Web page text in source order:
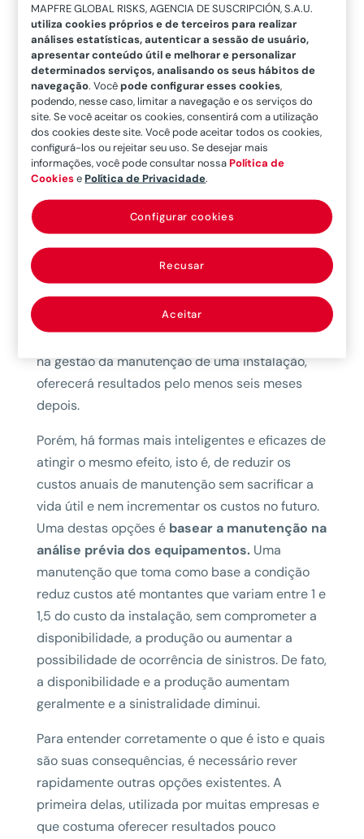
empresas externas e materiais. Para muitas
empresas, esse custo é perfeitamente
suportável, porque representa pouco se
comparado com suas receitas. Mas, para outras,
significa ‘lutar’ para serem mais competitivas ou
até batalhar pela própria sobrevivência, e são
obrigadas a reduzir custos. Uma via ‘dura’ de
redução é atribuir um orçamento pequeno à
manutenção e que o próprio departamento
tente gerenciá-lo da melhor forma possível. Este
tipo de soluções, geradas de maneira cega pela
área financeira, não apresentaram bons
resultados e o único que conseguem é demorar
custos que futuramente podem ser maiores que
os que é necessário economizar no curto prazo.
na gestão da manutenção de uma instalação,
oferecerá resultados pelo menos seis meses
depois.
Porém, há formas mais inteligentes e eficazes de
atingir o mesmo efeito, isto é, de reduzir os
custos anuais de manutenção sem sacrificar a
vida útil e nem incrementar os custos no futuro.
Uma destas opções é basear a manutenção na
análise prévia dos equipamentos.Uma
manutenção que toma como base a condição
reduz custos até montantes que variam entre 1 e
1,5 do custo da instalação, sem comprometer a
disponibilidade, a produção ou aumentar a
possibilidade de ocorrência de sinistros. De fato,
a disponibilidade e a produção aumentam
geralmente e a sinistralidade diminui.
Para entender corretamente o que é isto e quais
são suas consequências, é necessário rever
rapidamente outras opções existentes. A
primeira delas, utilizada por muitas empresas e
que costuma oferecer resultados pouco
MAPFRE GLOBAL RISKS, AGENCIA DE SUSCRIPCIÓN, S.A.U.
utiliza cookies próprios e de terceiros para realizar
análises estatísticas, autenticar a sessão de usuário,
apresentar conteúdo útil e melhorar e personalizar
determinados serviços, analisando os seus hábitos de
navegação. Vocêpode configurar esses cookies,
podendo, nesse caso, limitar a navegação e os serviços do
site. Se você aceitar os cookies, consentirá com a utilização
dos cookies deste site. Você pode aceitar todos os cookies,
configurá-los ou rejeitar seu uso. Se desejar mais
informações, você pode consultar nossaPolítica de
CookiesePolítica de Privacidade.
Recusar
Aceitar
Configurar cookies